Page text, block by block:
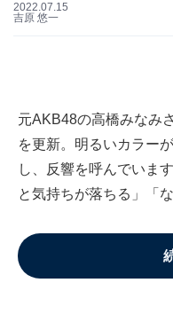
2022.07.15
吉原 悠一
元AKB48の高橋みなみ
を更新。明るいカラー
し、反響を呼んでいま
と気持ちが落ちる」「